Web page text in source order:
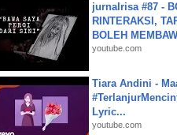
jurnalrisa #87 -
RINTERAKSI,
BOLEH
youtube.com
Tiara Andini -
Lyric...
youtube.com